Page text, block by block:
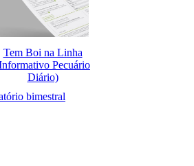
Tem Boi na Linha
Pecuário
Diário)